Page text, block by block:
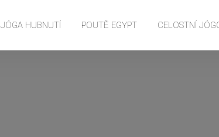
JÓGA HUBNUTÍ POUTĚ EGYPT CELOSTNÍ